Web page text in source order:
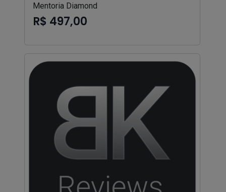
Mentoria Diamond
R$ 497,00